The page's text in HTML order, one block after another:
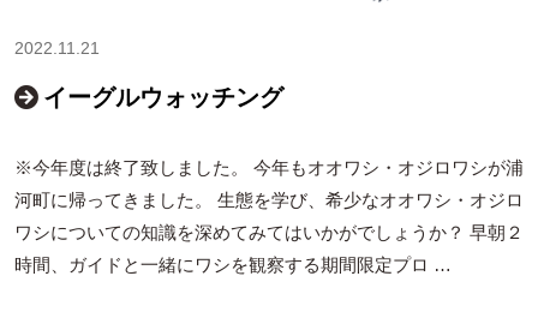
2022.11.21
イーグルウォッチング
※今年度は終了致しました。 今年もオオワシ・オジロワシが浦
河町に帰ってきました。 生態を学び、希少なオオワシ・オジロ
ワシについての知識を深めてみてはいかがでしょうか？ 早朝２
時間、ガイドと一緒にワシを観察する期間限定プロ …